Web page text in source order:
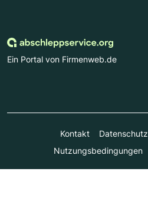
Ein Portal von Firmenweb.de
Kontakt Datenschutz
Nutzungsbedingungen